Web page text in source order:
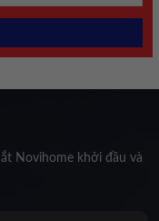
Novihome khởi đầu và